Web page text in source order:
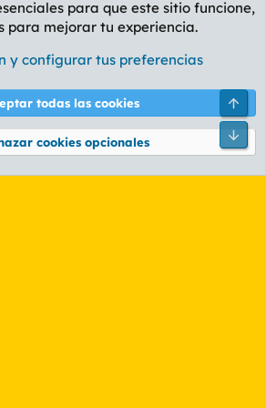
AMARILLO
y reglas Política de privacidad Ayuda
® © 2010-2026 XenForo Ltd.
para que este sitio funcione,
para mejorar tu experiencia.
y configurar tus preferencias
todas las cookies
cookies opcionales
Pie